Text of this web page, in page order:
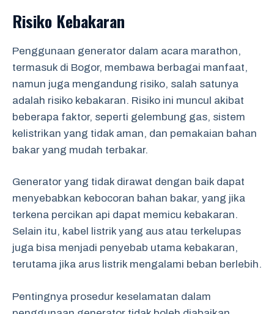
Risiko Kebakaran
Penggunaan generator dalam acara marathon,
termasuk di Bogor, membawa berbagai manfaat,
namun juga mengandung risiko, salah satunya
adalah risiko kebakaran. Risiko ini muncul akibat
beberapa faktor, seperti gelembung gas, sistem
kelistrikan yang tidak aman, dan pemakaian bahan
bakar yang mudah terbakar.
Generator yang tidak dirawat dengan baik dapat
menyebabkan kebocoran bahan bakar, yang jika
terkena percikan api dapat memicu kebakaran.
Selain itu, kabel listrik yang aus atau terkelupas
juga bisa menjadi penyebab utama kebakaran,
terutama jika arus listrik mengalami beban berlebih.
Pentingnya prosedur keselamatan dalam